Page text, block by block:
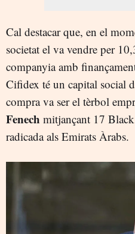
Cal destacar que, en el
societat el va vendre per
companyia amb
Cifidex té un capital social
compra va ser el tèrbol
Fenech mitjançant 17
radicada als Emirats Àrabs.